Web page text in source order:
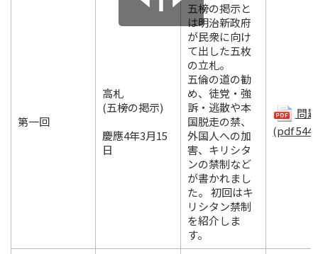
第一回
高札
(五榜の掲示)
慶應4年3月15
日
五榜の掲示と
は明治新政府
が民衆に向け
て出した五枚
の立札。
五倫の道の勧
め、徒党・強
訴・逃散や本
国脱走の禁、
外国人への加
害、キリシタ
ンの禁制など
が書かれまし
た。 初回はキ
リシタン禁制
を紹介しま
す。
問
(pdf 544